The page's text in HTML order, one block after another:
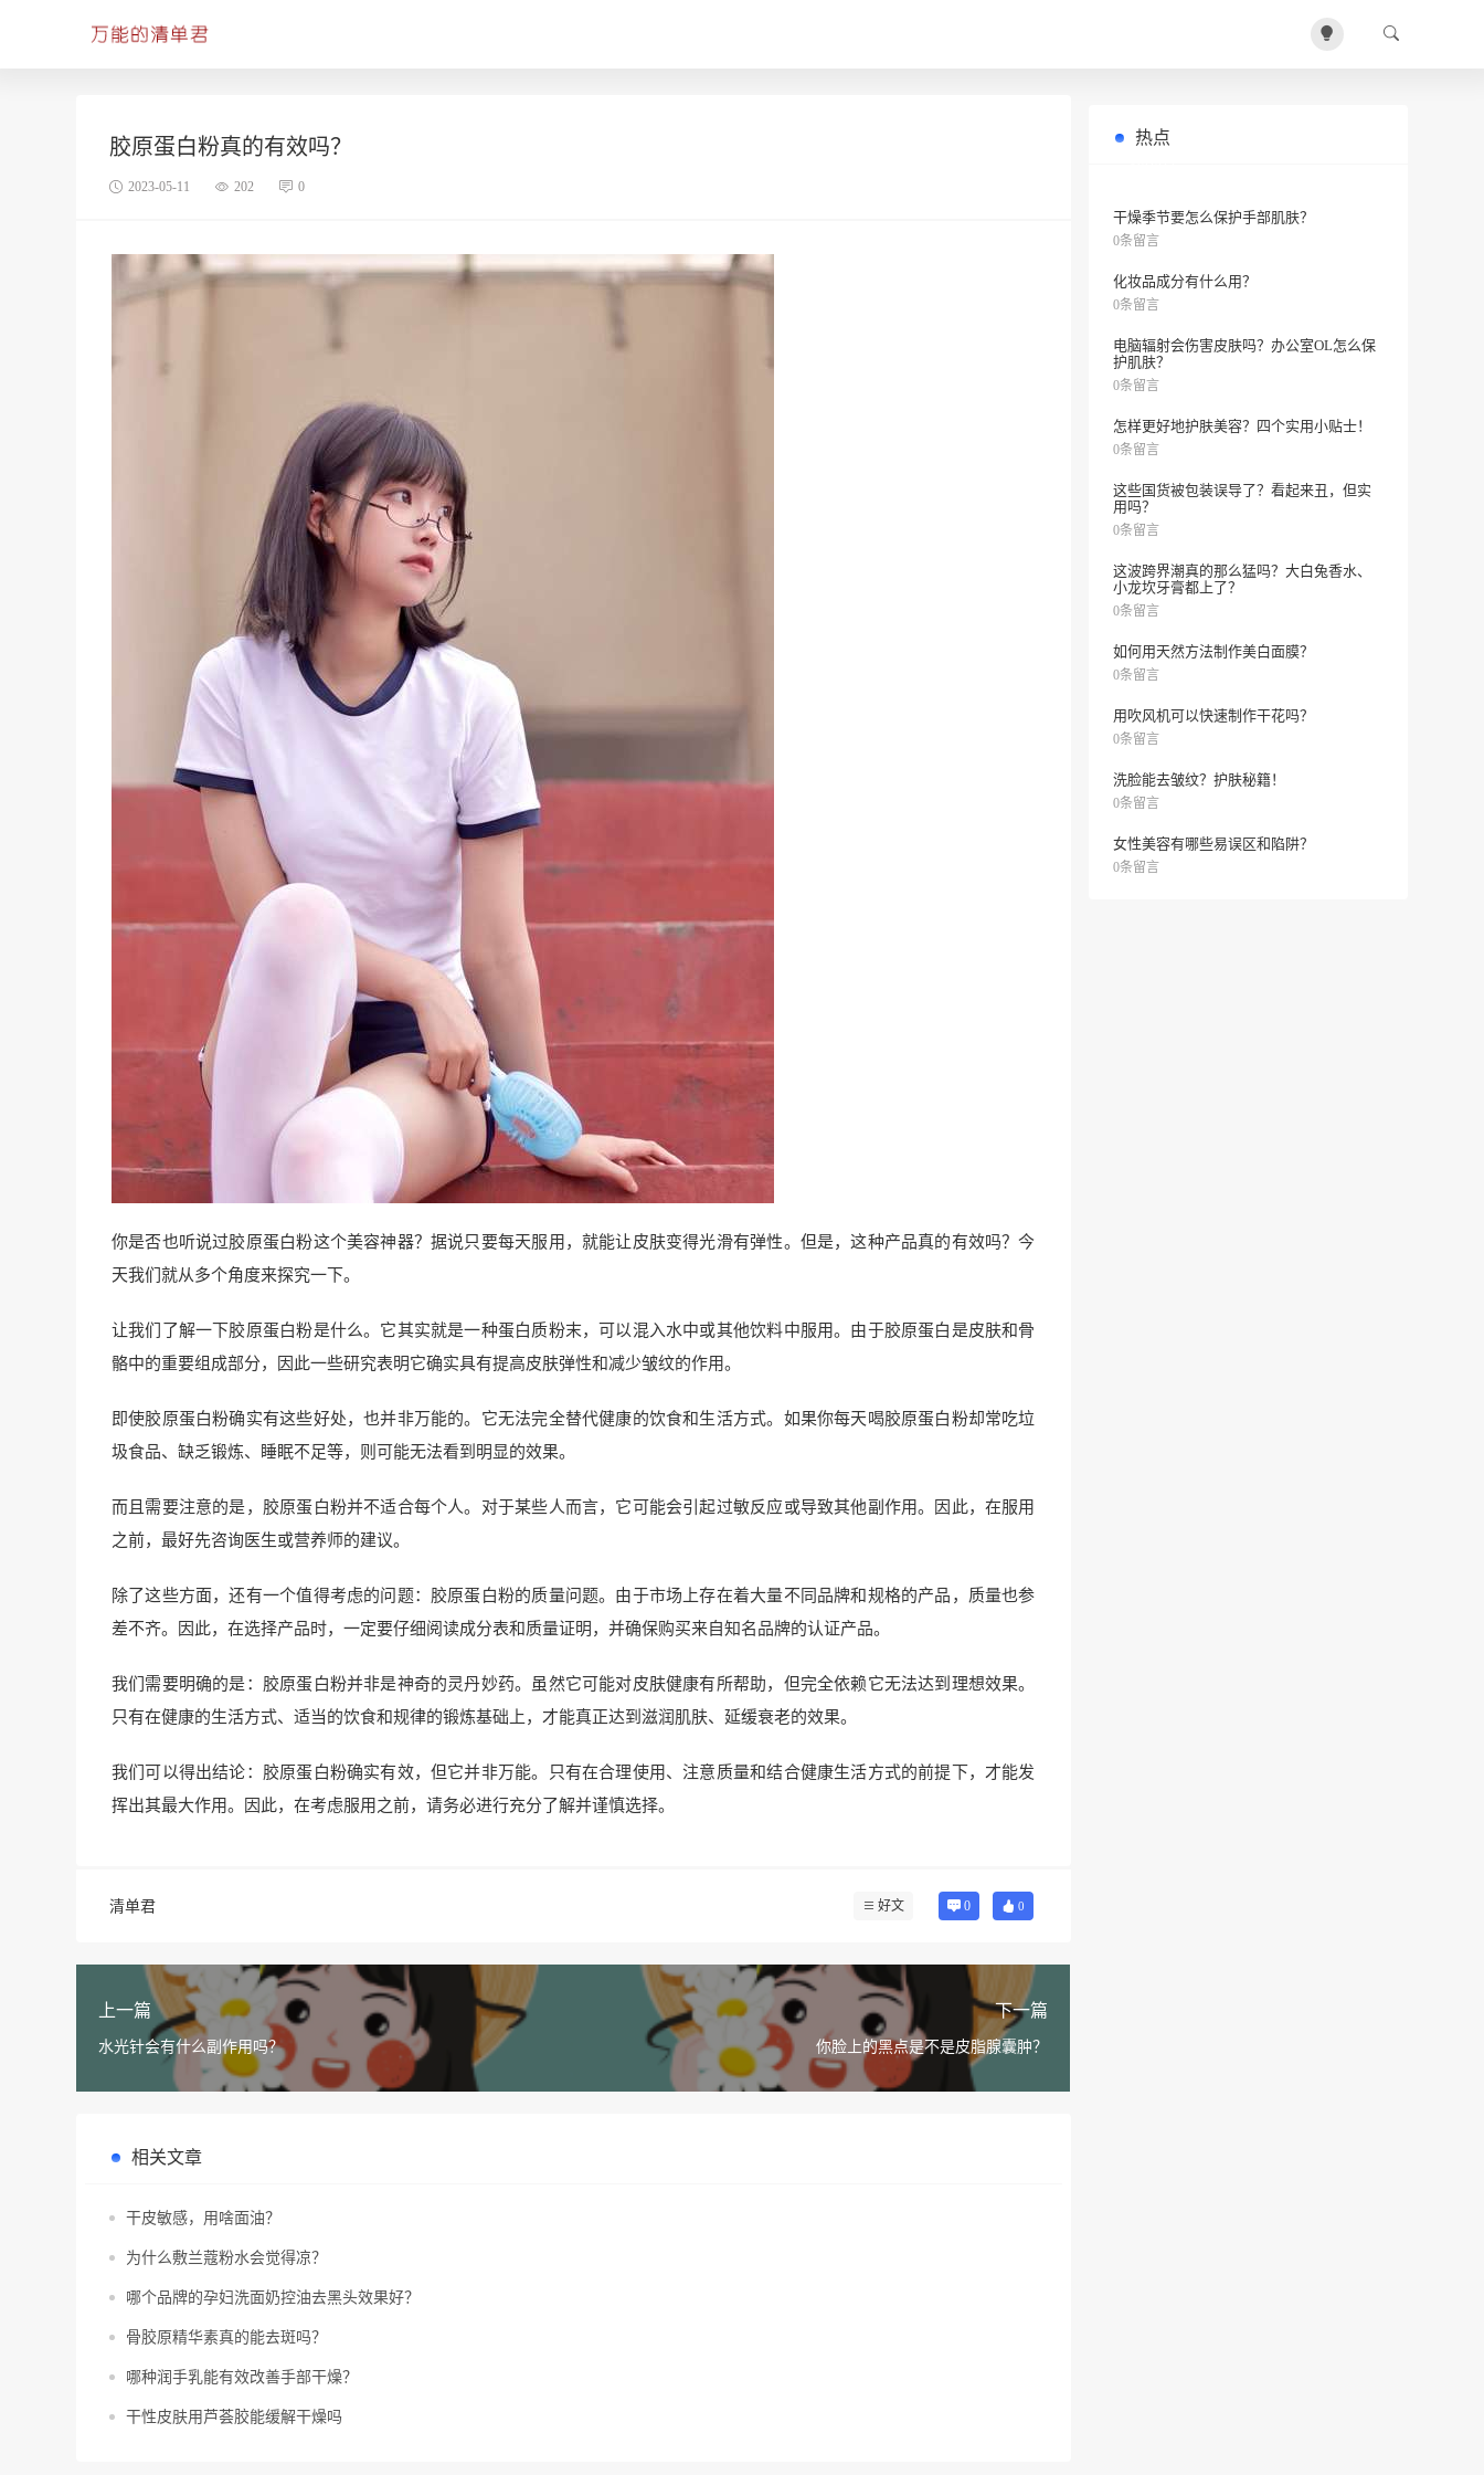
胶原蛋白粉真的有效吗？
2023-05-11 202 0
你是否也听说过胶原蛋白粉这个美容神器？据说只要每天服用，就能让皮肤变得光滑有弹性。但是，这种产品真的有效吗？今
天我们就从多个角度来探究一下。
让我们了解一下胶原蛋白粉是什么。它其实就是一种蛋白质粉末，可以混入水中或其他饮料中服用。由于胶原蛋白是皮肤和骨
骼中的重要组成部分，因此一些研究表明它确实具有提高皮肤弹性和减少皱纹的作用。
即使胶原蛋白粉确实有这些好处，也并非万能的。它无法完全替代健康的饮食和生活方式。如果你每天喝胶原蛋白粉却常吃垃
圾食品、缺乏锻炼、睡眠不足等，则可能无法看到明显的效果。
而且需要注意的是，胶原蛋白粉并不适合每个人。对于某些人而言，它可能会引起过敏反应或导致其他副作用。因此，在服用
之前，最好先咨询医生或营养师的建议。
除了这些方面，还有一个值得考虑的问题：胶原蛋白粉的质量问题。由于市场上存在着大量不同品牌和规格的产品，质量也参
差不齐。因此，在选择产品时，一定要仔细阅读成分表和质量证明，并确保购买来自知名品牌的认证产品。
我们需要明确的是：胶原蛋白粉并非是神奇的灵丹妙药。虽然它可能对皮肤健康有所帮助，但完全依赖它无法达到理想效果。
只有在健康的生活方式、适当的饮食和规律的锻炼基础上，才能真正达到滋润肌肤、延缓衰老的效果。
我们可以得出结论：胶原蛋白粉确实有效，但它并非万能。只有在合理使用、注意质量和结合健康生活方式的前提下，才能发
挥出其最大作用。因此，在考虑服用之前，请务必进行充分了解并谨慎选择。
清单君 好文 0 0
上一篇
水光针会有什么副作用吗？
下一篇
你脸上的黑点是不是皮脂腺囊肿？
相关文章
干皮敏感，用啥面油？
为什么敷兰蔻粉水会觉得凉？
哪个品牌的孕妇洗面奶控油去黑头效果好？
骨胶原精华素真的能去斑吗？
哪种润手乳能有效改善手部干燥？
干性皮肤用芦荟胶能缓解干燥吗
热点
干燥季节要怎么保护手部肌肤？
0条留言
化妆品成分有什么用？
0条留言
电脑辐射会伤害皮肤吗？办公室OL怎么保
护肌肤？
0条留言
怎样更好地护肤美容？四个实用小贴士！
0条留言
这些国货被包装误导了？看起来丑，但实
用吗？
0条留言
这波跨界潮真的那么猛吗？大白兔香水、
小龙坎牙膏都上了？
0条留言
如何用天然方法制作美白面膜？
0条留言
用吹风机可以快速制作干花吗？
0条留言
洗脸能去皱纹？护肤秘籍！
0条留言
女性美容有哪些易误区和陷阱？
0条留言